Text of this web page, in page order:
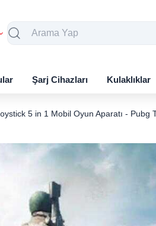
Şarj Cihazları Kulaklıklar
5 in 1 Mobil Oyun Aparatı - Pubg